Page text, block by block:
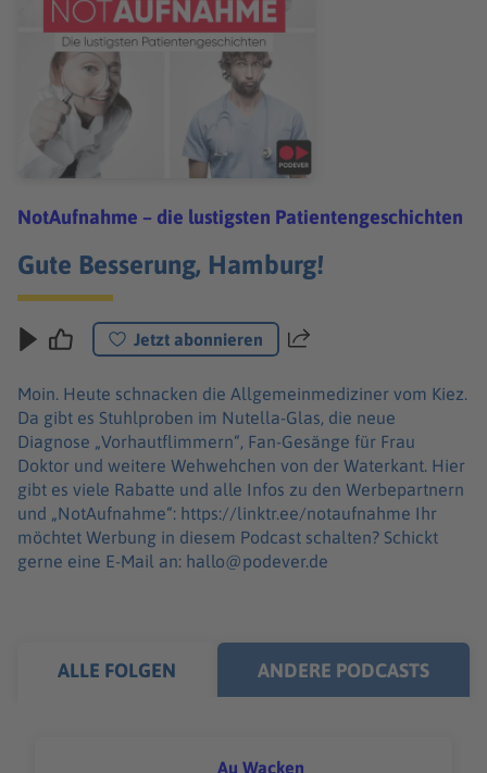
NotAufnahme – die lustigsten Patientengeschichten
Gute Besserung, Hamburg!
Jetzt abonnieren Teilen
Moin. Heute schnacken die Allgemeinmediziner vom Kiez.
Da gibt es Stuhlproben im Nutella-Glas, die neue
Diagnose „Vorhautflimmern“, Fan-Gesänge für Frau
Doktor und weitere Wehwehchen von der Waterkant. Hier
gibt es viele Rabatte und alle Infos zu den Werbepartnern
und „NotAufnahme“: https://linktr.ee/notaufnahme Ihr
möchtet Werbung in diesem Podcast schalten? Schickt
gerne eine E-Mail an: hallo@podever.de
ALLE FOLGEN ANDERE PODCASTS
Au Wacken